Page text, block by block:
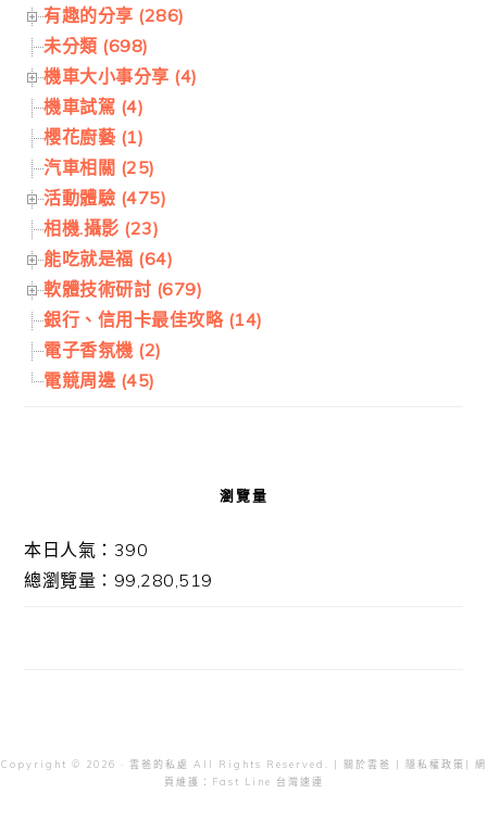
有趣的分享 (286)
未分類 (698)
機車大小事分享 (4)
機車試駕 (4)
櫻花廚藝 (1)
汽車相關 (25)
活動體驗 (475)
相機.攝影 (23)
能吃就是福 (64)
軟體技術研討 (679)
銀行、信用卡最佳攻略 (14)
電子香氛機 (2)
電競周邊 (45)
瀏覽量
本日人氣：390
總瀏覽量：99,280,519
Copyright © 2026 · 雲爸的私處 All Rights Reserved. | 關於雲爸 | 隱私權政策 | 網
頁維護：
Fast Line 台灣速連